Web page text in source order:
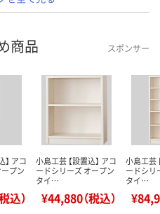
商品 スポンサー
】 アコ
プン
込）
小島工芸 【設置込】 アコ
ードシリーズ オープン
タイ…
¥44,880（税込）
小島工芸
ードシリ
タイ…